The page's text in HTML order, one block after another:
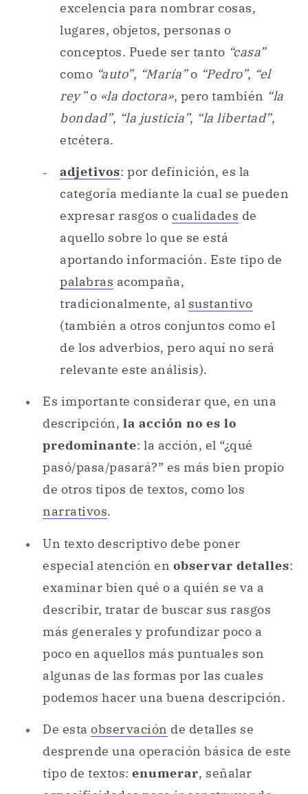
excelencia para nombrar cosas,
lugares, objetos, personas o
conceptos. Puede ser tanto “casa”
como “auto”, “María”o “Pedro”, “el
rey”o «la doctora», pero también “la
bondad”, “la justicia”, “la libertad”,
etcétera.
adjetivos: por definición, es la
categoría mediante la cual se pueden
expresar rasgos o cualidades de
aquello sobre lo que se está
aportando información. Este tipo de
palabras acompaña,
tradicionalmente, al sustantivo
(también a otros conjuntos como el
de los adverbios, pero aquí no será
relevante este análisis).
Es importante considerar que, en una
descripción, la acción no es lo
predominante: la acción, el “¿qué
pasó/pasa/pasará?” es más bien propio
de otros tipos de textos, como los
narrativos.
Un texto descriptivo debe poner
especial atención en observar detalles:
examinar bien qué o a quién se va a
describir, tratar de buscar sus rasgos
más generales y profundizar poco a
poco en aquellos más puntuales son
algunas de las formas por las cuales
podemos hacer una buena descripción.
De esta observación de detalles se
desprende una operación básica de este
tipo de textos: enumerar, señalar